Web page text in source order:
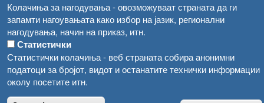
Колачиња за нагодувања - овозможуваат страната да ги
запамти нагоувањата како избор на јазик, регионални
нагодувања, начин на приказ, итн.
Статистички
Статистички колачиња - веб страната собира анонимни
податоци за бројот, видот и останатите технички информации
околу посетите итн.